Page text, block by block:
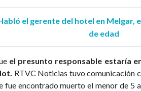
el gerente del hotel en Melgar,
de edad
el presunto responsable estaría
RTVC Noticias tuvo comunicación
fue encontrado muerto el menor de 5